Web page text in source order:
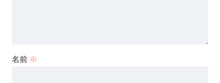
名前 ※